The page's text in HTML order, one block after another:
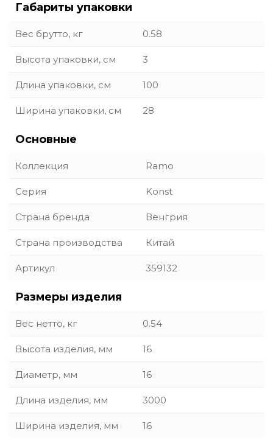
Габариты упаковки
Вес брутто, кг 0.58
Высота упаковки, см 3
Длина упаковки, см 100
Ширина упаковки, см 28
Основные
Коллекция Ramo
Серия Konst
Страна бренда Венгрия
Страна производства Китай
Артикул 359132
Размеры изделия
Вес нетто, кг 0.54
Высота изделия, мм 16
Диаметр, мм 16
Длина изделия, мм 3000
Ширина изделия, мм 16